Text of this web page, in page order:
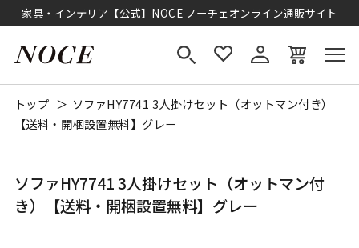
家具・インテリア【公式】NOCE ノーチェオンライン通販サイト
トップ
ソファHY7741 3人掛けセット（オットマン付き）
【送料・開梱設置無料】グレー
ソファHY7741 3人掛けセット（オットマン付
き）【送料・開梱設置無料】グレー